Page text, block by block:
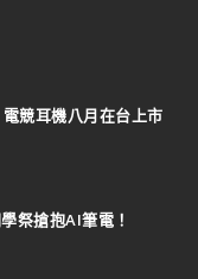
競耳機八月在台上市
祭搶抱AI筆電！